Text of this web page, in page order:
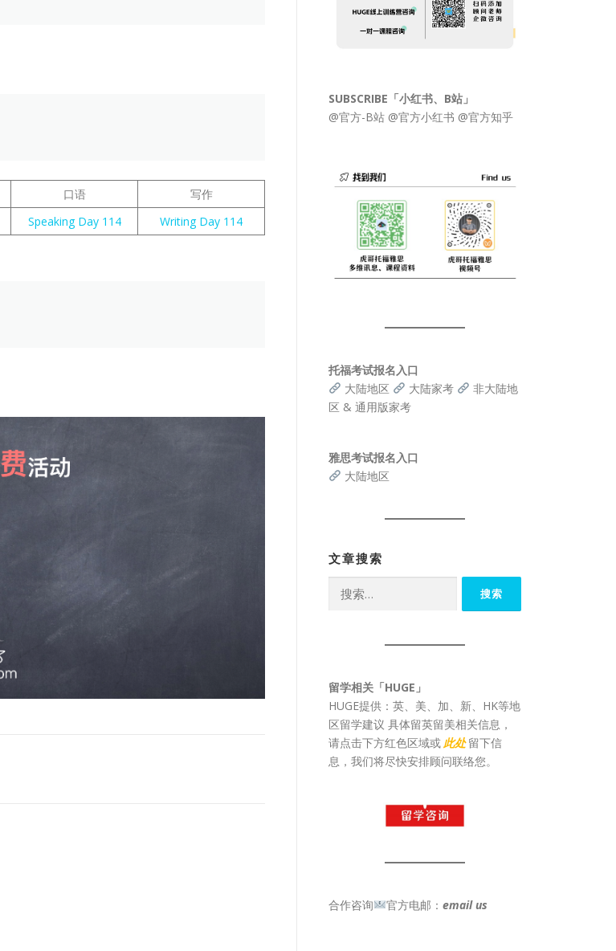
口语
写作
Speaking Day 114 Writing Day 114
SUBSCRIBE「小红书、B站」
@官方-B站 @官方小红书 @官方知乎
托福考试报名入口
大陆地区
大陆家考
非大陆地
区 & 通用版家考
雅思考试报名入口
大陆地区
文章搜索
索：
留学相关「HUGE」
HUGE提供：英、美、加、新、HK等地
区留学建议 具体留英留美相关信息，
请点击下方红色区域或此处 留下信
息，我们将尽快安排顾问联络您。
合作咨询 官方电邮： email us